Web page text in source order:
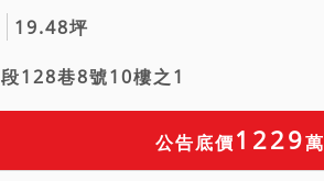
19.48坪
128巷8號10樓之1
公告底價1229萬